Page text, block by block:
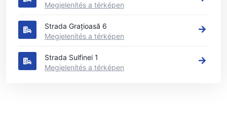
Megjelenítés a térképen
Strada Grațioasă 6
Megjelenítés a térképen
Strada Sulfinei 1
Megjelenítés a térképen